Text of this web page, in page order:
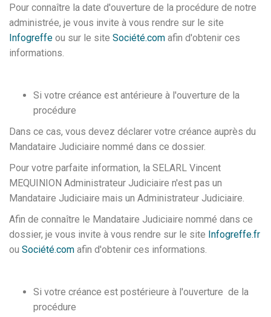
Pour connaître la date d'ouverture de la procédure de notre
administrée, je vous invite à vous rendre sur le site
Infogreffe ou sur le site Société.com afin d'obtenir ces
informations.
Si votre créance est antérieure à l'ouverture de la
procédure
Dans ce cas, vous devez déclarer votre créance auprès du
Mandataire Judiciaire nommé dans ce dossier.
Pour votre parfaite information, la SELARL Vincent
MEQUINION Administrateur Judiciaire n'est pas un
Mandataire Judiciaire mais un Administrateur Judiciaire.
Afin de connaître le Mandataire Judiciaire nommé dans ce
dossier, je vous invite à vous rendre sur le site Infogreffe.fr
ou Société.com afin d'obtenir ces informations.
Si votre créance est postérieure à l'ouverture de la
procédure